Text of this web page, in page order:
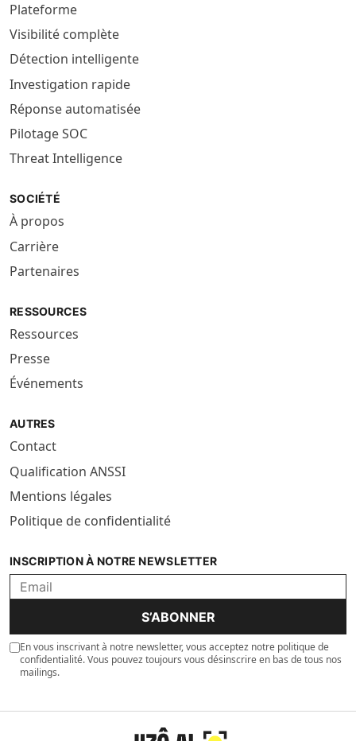
Plateforme
Visibilité complète
Détection intelligente
Investigation rapide
Réponse automatisée
Pilotage SOC
Threat Intelligence
SOCIÉTÉ
À propos
Carrière
Partenaires
RESSOURCES
Ressources
Presse
Événements
AUTRES
Contact
Qualification ANSSI
Mentions légales
Politique de confidentialité
INSCRIPTION À NOTRE NEWSLETTER
S’ABONNER
En vous inscrivant à notre newsletter, vous acceptez notre politique de
confidentialité. Vous pouvez toujours vous désinscrire en bas de tous nos
mailings.